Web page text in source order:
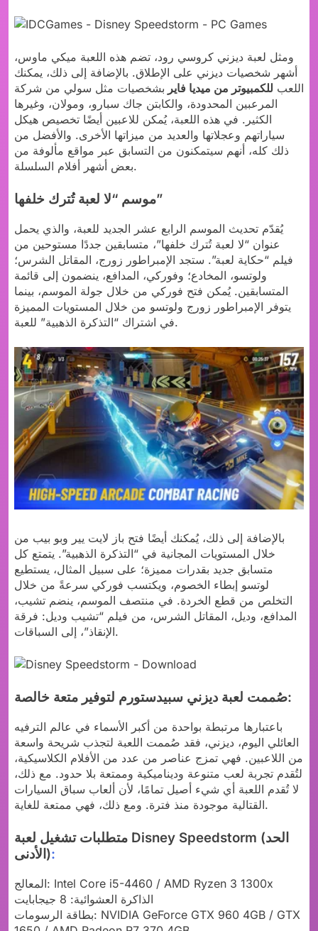
ومثل لعبة ديزني كروسي رود، تضم هذه اللعبة ميكي ماوس،
أشهر شخصيات ديزني على الإطلاق. بالإضافة إلى ذلك، يمكنك
اللعب للكمبيوتر من ميديا فاير بشخصيات مثل سولي من شركة
المرعبين المحدودة، والكابتن جاك سبارو، ومولان، وغيرها
الكثير. في هذه اللعبة، يُمكن للاعبين أيضًا تخصيص هيكل
سياراتهم وعجلاتها والعديد من ميزاتها الأخرى. والأفضل من
ذلك كله، أنهم سيتمكنون من التسابق عبر مواقع مألوفة من
بعض أشهر أفلام السلسلة.
موسم “لا لعبة تُترك خلفها”
يُقدّم تحديث الموسم الرابع عشر الجديد للعبة، والذي يحمل
عنوان “لا لعبة تُترك خلفها”، متسابقين جددًا مستوحين من
فيلم “حكاية لعبة”. ستجد الإمبراطور زورج، المقاتل الشرس؛
ولوتسو، المخادع؛ وفوركي، المدافع، ينضمون إلى قائمة
المتسابقين. يُمكن فتح فوركي من خلال جولة الموسم، بينما
يتوفر الإمبراطور زورج ولوتسو من خلال المستويات المميزة
في اشتراك “التذكرة الذهبية” للعبة.
بالإضافة إلى ذلك، يُمكنك أيضًا فتح باز لايت يير وبو بيب من
خلال المستويات المجانية في “التذكرة الذهبية”. يتمتع كل
متسابق جديد بقدرات مميزة؛ على سبيل المثال، يستطيع
لوتسو إبطاء الخصوم، ويكتسب فوركي سرعةً من خلال
التخلص من قطع الخردة. في منتصف الموسم، ينضم تشيب،
المدافع، وديل، المقاتل الشرس، من فيلم “تشيب وديل: فرقة
الإنقاذ”، إلى السباقات.
صُممت لعبة ديزني سبيدستورم لتوفير متعة خالصة:
باعتبارها مرتبطة بواحدة من أكبر الأسماء في عالم الترفيه
العائلي اليوم، ديزني، فقد صُممت اللعبة لتجذب شريحة واسعة
من اللاعبين. فهي تمزج عناصر من عدد من الأفلام الكلاسيكية،
لتُقدم تجربة لعب متنوعة وديناميكية وممتعة بلا حدود. مع ذلك،
لا تُقدم اللعبة أي شيء أصيل تمامًا، لأن ألعاب سباق السيارات
القتالية موجودة منذ فترة. ومع ذلك، فهي ممتعة للغاية.
متطلبات تشغيل لعبة Disney Speedstorm (الحد
الأدنى):
المعالج: Intel Core i5-4460 / AMD Ryzen 3 1300x
الذاكرة العشوائية: 8 جيجابايت
بطاقة الرسومات: NVIDIA GeForce GTX 960 4GB / GTX